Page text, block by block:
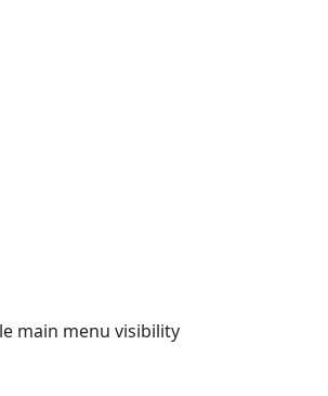
main menu visibility